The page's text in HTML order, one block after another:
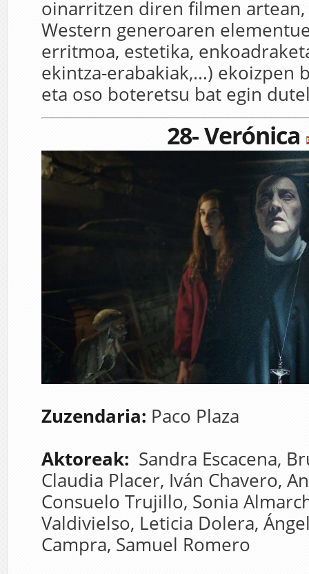
oinarritzen diren filmen artean,
Western generoaren
erritmoa, estetika,
ekintza-erabakiak,...) ekoizpen
eta oso boteretsu bat egin
28- Verónica
Zuzendaria: Paco Plaza
Aktoreak: Sandra Escacena,
Claudia Placer, Iván Chavero,
Consuelo Trujillo, Sonia
Valdivielso, Leticia Dolera,
Campra, Samuel Romero